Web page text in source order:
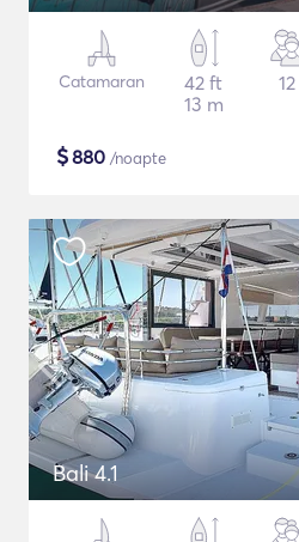
Catamaran
42 ft
13 m
12
$880 /noapte
Bali 4.1